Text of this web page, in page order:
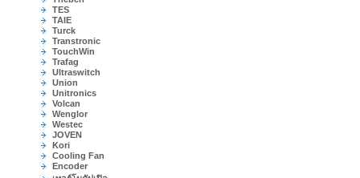
TES
TAIE
Turck
Transtronic
TouchWin
Trafag
Ultraswitch
Union
Unitronics
Volcan
Wenglor
Westec
JOVEN
Kori
Cooling Fan
Encoder